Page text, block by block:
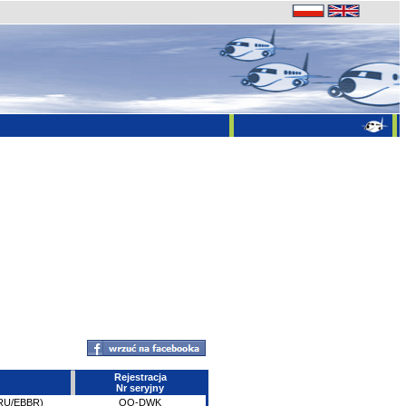
Rejestracja
Nr seryjny
EBBR)
OO-DWK